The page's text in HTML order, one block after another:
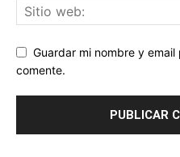
Guardar mi nombre y
comente.